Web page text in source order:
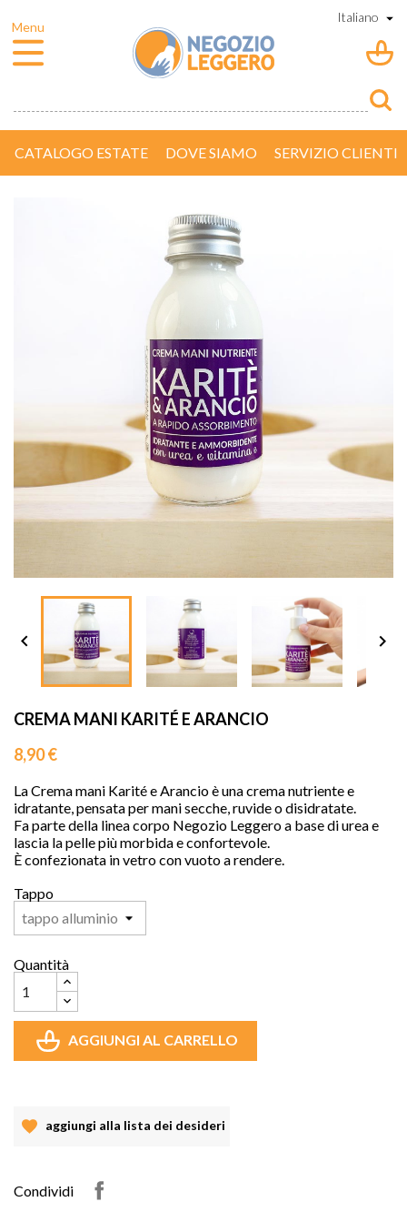

CATALOGO ESTATE DOVE SIAMO SERVIZIO CLIENTI
 
CREMA MANI KARITÉ E ARANCIO
8,90 €
La Crema mani Karité e Arancio è una crema nutriente e
idratante, pensata per mani secche, ruvide o disidratate.
Fa parte della linea corpo Negozio Leggero a base di urea e
lascia la pelle più morbida e confortevole.
È confezionata in vetro con vuoto a rendere.
Tappo
Quantità
AGGIUNGI AL CARRELLO
aggiungi alla lista dei desideri
Condividi